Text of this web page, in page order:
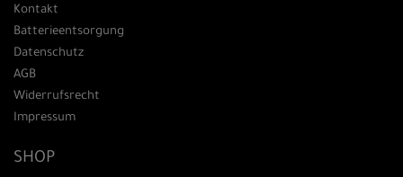
Kontakt
Batterieentsorgung
Datenschutz
AGB
Widerrufsrecht
Impressum
SHOP